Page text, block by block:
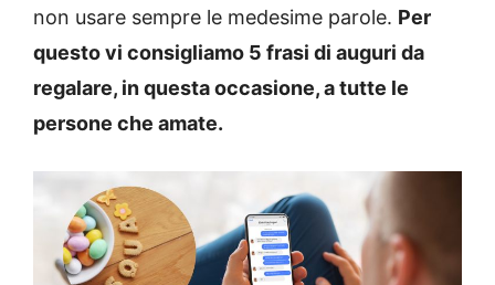
non usare sempre le medesime parole. Per
questo vi consigliamo 5 frasi di auguri da
regalare, in questa occasione, a tutte le
persone che amate.